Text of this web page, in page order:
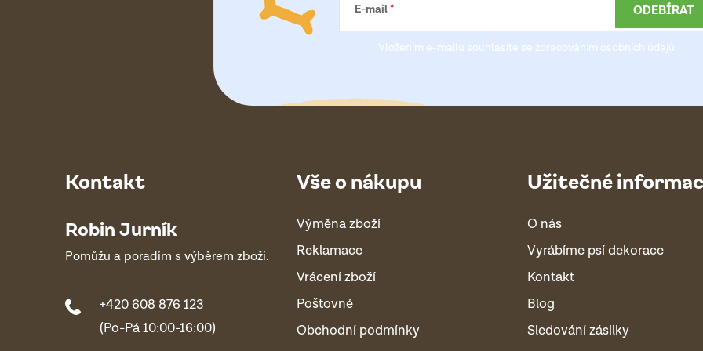
E-mail
Vložením e-mailu souhlasíte se zpracováním osobních údajů.
ODEBÍRAT
Kontakt
Robin Jurník
Pomůžu a poradím s výběrem zboží.
+420 608 876 123
(Po-Pá 10:00-16:00)
Vše o nákupu
Výměna zboží
Reklamace
Vrácení zboží
Poštovné
Obchodní podmínky
Užitečné
O nás
Vyrábíme psí dekorace
Kontakt
Blog
Sledování zásilky